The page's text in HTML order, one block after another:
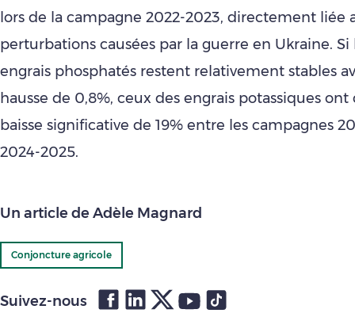
lors de la campagne 2022-2023, directement liée
perturbations causées par la guerre en Ukraine. Si
engrais phosphatés restent relativement stables
hausse de 0,8%, ceux des engrais potassiques
baisse significative de 19% entre les campagnes
2024-2025.
Un article de Adèle Magnard
Conjoncture agricole
Suivez-nous